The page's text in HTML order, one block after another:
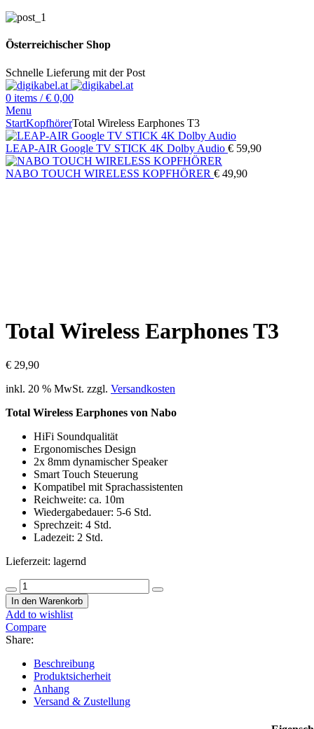
Österreichischer Shop
Schnelle Lieferung mit der Post
0 items / € 0,00
Menu
StartKopfhörerTotal Wireless Earphones T3
LEAP-AIR Google TV STICK 4K Dolby Audio € 59,90
NABO TOUCH WIRELESS KOPFHÖRER € 49,90
Total Wireless Earphones T3
€ 29,90
inkl. 20 % MwSt. zzgl. Versandkosten
Total Wireless Earphones von Nabo
HiFi Soundqualität
Ergonomisches Design
2x 8mm dynamischer Speaker
Smart Touch Steuerung
Kompatibel mit Sprachassistenten
Reichweite: ca. 10m
Wiedergabedauer: 5-6 Std.
Sprechzeit: 4 Std.
Ladezeit: 2 Std.
Lieferzeit: lagernd
Total
Wireless
Earphones
T3
Menge
In den Warenkorb
Add to wishlist
Compare
Share:
Beschreibung
Produktsicherheit
Anhang
Versand & Zustellung